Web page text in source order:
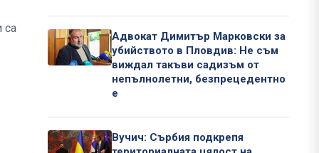
са
Адвокат Димитър Марковски за
убийството в Пловдив: Не съм
виждал такъви садизъм от
непълнолетни, безпрецедентно
е
Вучич: Сърбия подкрепя